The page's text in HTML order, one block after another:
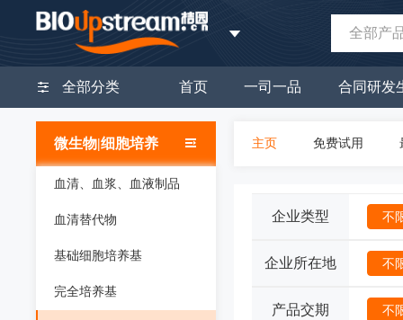
全部产
全部分类 首页 一司一品 合同研发
微生物|细胞培养
血清、血浆、血液制品
血清替代物
基础细胞培养基
完全培养基
主页 免费试用
企业类型 不
企业所在地 不
产品交期 不